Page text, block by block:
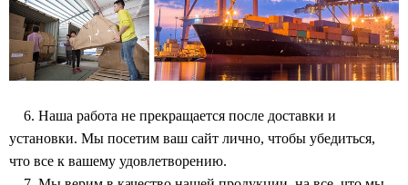
6. Наша работа не прекращается после доставки и
установки. Мы посетим ваш сайт лично, чтобы убедиться,
что все к вашему удовлетворению.